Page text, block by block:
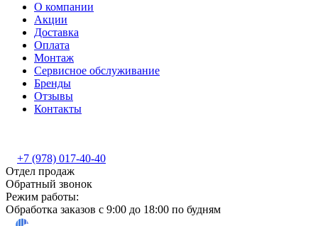
О компании
Акции
Доставка
Оплата
Монтаж
Сервисное обслуживание
Бренды
Отзывы
Контакты
+7 (978) 017-40-40
Отдел продаж
Обратный звонок
Режим работы:
Обработка заказов с 9:00 до 18:00 по будням